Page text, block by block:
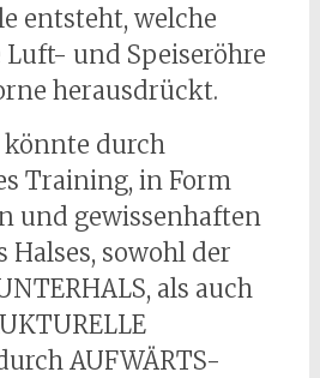
entsteht, welche
Luft- und Speiseröhre
herausdrückt.
durch
Training, in Form
und gewissenhaften
Halses, sowohl der
als auch
AUFWÄRTS-